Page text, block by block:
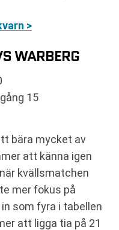
>
WARBERG
15
bära mycket av
att känna igen
kvällsmatchen
mer fokus på
som fyra i tabellen
att ligga tia på 21